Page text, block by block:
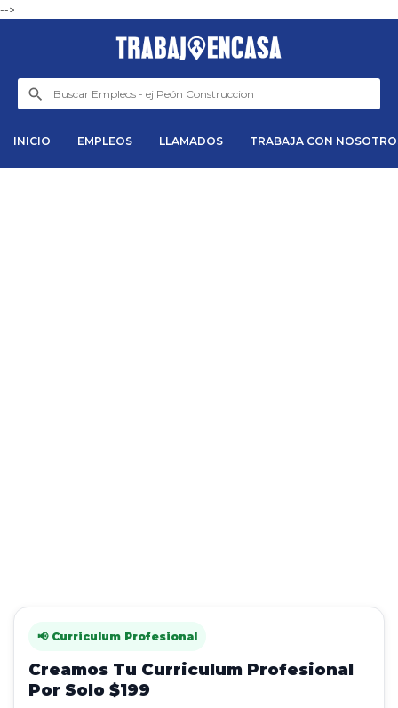
-->
INICIO EMPLEOS LLAMADOS TRABAJA CON
📢 Curriculum Profesional
Creamos Tu Curriculum Profesional
Por Solo $199